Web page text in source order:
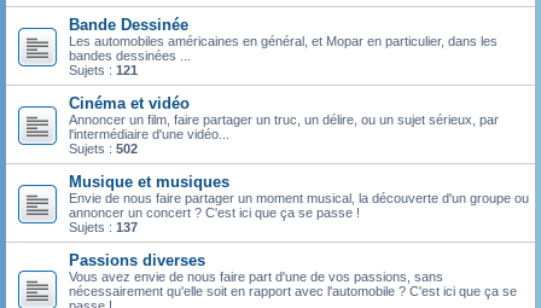
Bande Dessinée
Les automobiles américaines en général, et Mopar en particulier, dans les
bandes dessinées ...
Sujets : 121
Cinéma et vidéo
Annoncer un film, faire partager un truc, un délire, ou un sujet sérieux, par
l'intermédiaire d'une vidéo...
Sujets : 502
Musique et musiques
Envie de nous faire partager un moment musical, la découverte d'un groupe ou
annoncer un concert ? C'est ici que ça se passe !
Sujets : 137
Passions diverses
Vous avez envie de nous faire part d'une de vos passions, sans
nécessairement qu'elle soit en rapport avec l'automobile ? C'est ici que ça se